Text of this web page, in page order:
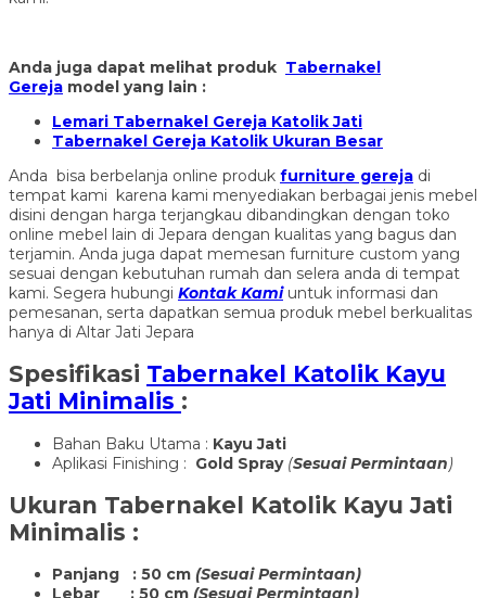
Anda juga dapat melihat produk Tabernakel
Gereja model yang lain :
Lemari Tabernakel Gereja Katolik Jati
Tabernakel Gereja Katolik Ukuran Besar
Anda bisa berbelanja online produk furniture gereja di
tempat kami karena kami menyediakan berbagai jenis mebel
disini dengan harga terjangkau dibandingkan dengan toko
online mebel lain di Jepara dengan kualitas yang bagus dan
terjamin. Anda juga dapat memesan furniture custom yang
sesuai dengan kebutuhan rumah dan selera anda di tempat
kami. Segera hubungi Kontak Kamiuntuk informasi dan
pemesanan, serta dapatkan semua produk mebel berkualitas
hanya di Altar Jati Jepara
Spesifikasi Tabernakel Katolik Kayu
Jati Minimalis :
Bahan Baku Utama : Kayu Jati
Aplikasi Finishing : Gold Spray (Sesuai Permintaan)
Ukuran Tabernakel Katolik Kayu Jati
Minimalis :
Panjang : 50 cm (Sesuai Permintaan)
Lebar : 50 cm (Sesuai Permintaan)